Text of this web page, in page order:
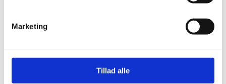
Marketing
Tillad alle